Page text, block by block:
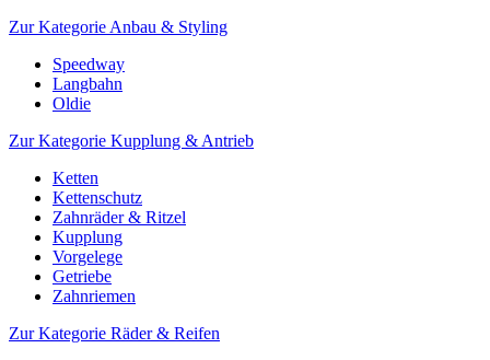
Zur Kategorie Anbau & Styling
Speedway
Langbahn
Oldie
Zur Kategorie Kupplung & Antrieb
Ketten
Kettenschutz
Zahnräder & Ritzel
Kupplung
Vorgelege
Getriebe
Zahnriemen
Zur Kategorie Räder & Reifen